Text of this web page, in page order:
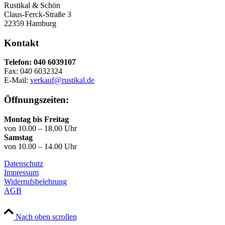
Rustikal & Schön
Claus-Ferck-Straße 3
22359 Hamburg
Kontakt
Telefon: 040 6039107
Fax: 040 6032324
E-Mail: verkauf@rustikal.de
Öffnungszeiten:
Montag bis Freitag
von 10.00 – 18.00 Uhr
Samstag
von 10.00 – 14.00 Uhr
Datenschutz
Impressum
Widerrufsbelehrung
AGB
Nach oben scrollen